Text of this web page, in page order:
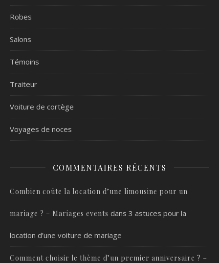
Robes
Salons
Témoins
Traiteur
Voiture de cortège
Voyages de noces
COMMENTAIRES RÉCENTS
Combien coûte la location d’une limousine pour un
mariage ? – Mariages events dans 3 astuces pour la
location d’une voiture de mariage
Comment choisir le thème d’un premier anniversaire ? –